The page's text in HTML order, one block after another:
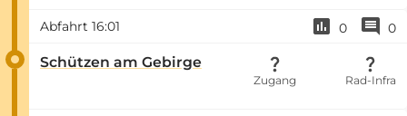
Abfahrt 16:01 0 0
Schützen am Gebirge
Zugang Rad-Infra